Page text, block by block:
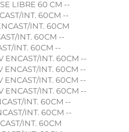
LIBRE 60 CM --
INT. 60CM --
INT. 60CM
INT. 60CM --
INT. 60CM --
INT. 60CM --
INT. 60CM --
INT. 60CM --
INT. 60CM --
INT. 60CM --
INT. 60CM --
INT. 60CM